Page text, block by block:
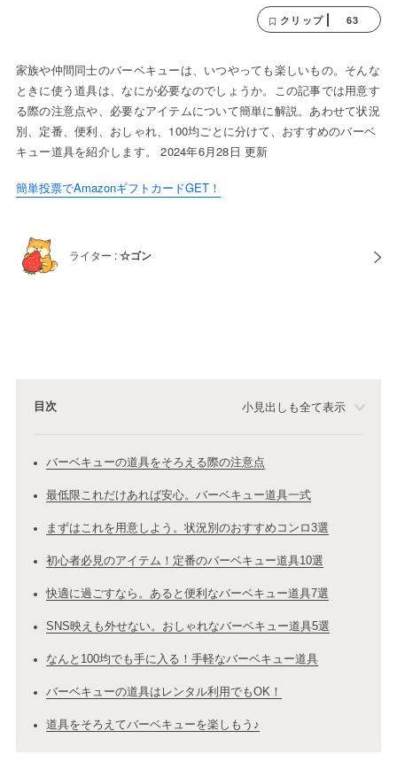
クリップ 63
家族や仲間同士のバーベキューは、いつやっても楽しいもの。そんな
ときに使う道具は、なにが必要なのでしょうか。この記事では用意す
る際の注意点や、必要なアイテムについて簡単に解説。あわせて状況
別、定番、便利、おしゃれ、100均ごとに分けて、おすすめのバーベ
キュー道具を紹介します。 2024年6月28日 更新
簡単投票でAmazonギフトカードGET！
ライター :☆ゴン
目次 小見出しも全て表示
バーベキューの道具をそろえる際の注意点
最低限これだけあれば安心。バーベキュー道具一式
まずはこれを用意しよう。状況別のおすすめコンロ3選
初心者必見のアイテム！定番のバーベキュー道具10選
快適に過ごすなら。あると便利なバーベキュー道具7選
SNS映えも外せない。おしゃれなバーベキュー道具5選
なんと100均でも手に入る！手軽なバーベキュー道具
バーベキューの道具はレンタル利用でもOK！
道具をそろえてバーベキューを楽しもう♪